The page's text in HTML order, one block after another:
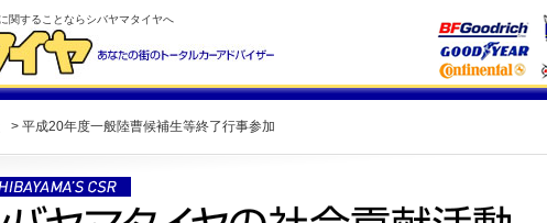
関することならシバヤマタイヤへ
> 平成20年度一般陸曹候補生等終了行事参加